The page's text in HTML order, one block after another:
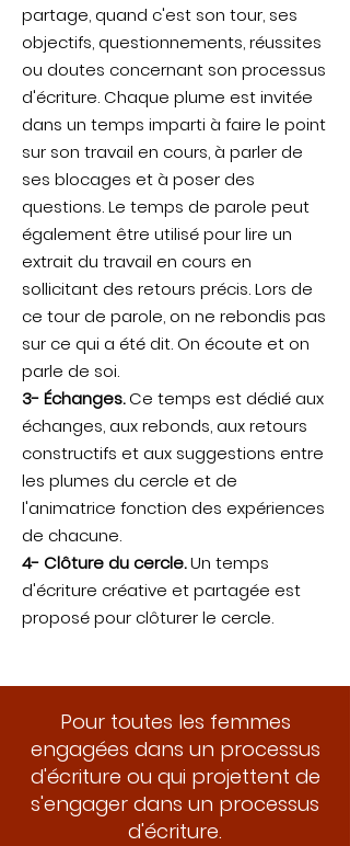
partage, quand c'est son tour, ses
objectifs, questionnements, réussites
ou doutes concernant son processus
d'écriture. Chaque plume est invitée
dans un temps imparti à faire le point
sur son travail en cours, à parler de
ses blocages et à poser des
questions. Le temps de parole peut
également être utilisé pour lire un
extrait du travail en cours en
sollicitant des retours précis. Lors de
ce tour de parole, on ne rebondis pas
sur ce qui a été dit. On écoute et on
parle de soi.
3- Échanges.Ce temps est dédié aux
échanges, aux rebonds, aux retours
constructifs et aux suggestions entre
les plumes du cercle et de
l'animatrice fonction des expériences
de chacune.
4- Clôture du cercle.Un temps
d'écriture créative et partagée est
proposé pour clôturer le cercle.
Pour toutes les femmes
engagées dans un processus
d'écriture ou qui projettent de
s'engager dans un processus
d'écriture.